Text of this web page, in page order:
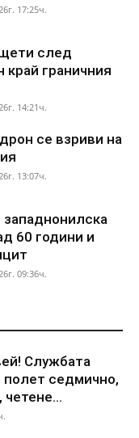
17:25ч.
след
край граничния
14:21ч.
се взриви на
13:07ч.
60 години и
09:36ч.
Службата
полет седмично,